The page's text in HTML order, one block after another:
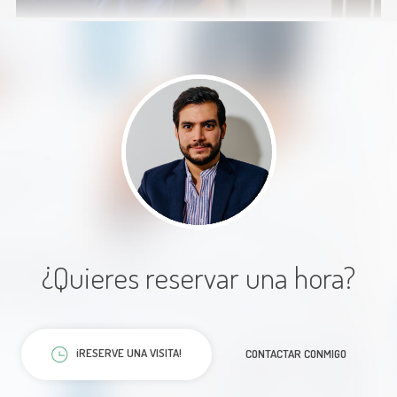
Excelente atención! Muy atento y
amable, explica a detalle el
¿Quieres reservar una hora?
¡RESERVE UNA VISITA! CONTACTAR CONMIGO